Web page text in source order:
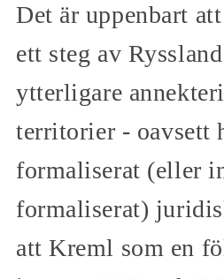
Det är uppenbart
ett steg av
ytterligare
territorier - oavsett
formaliserat (eller
formaliserat)
att Kreml som en